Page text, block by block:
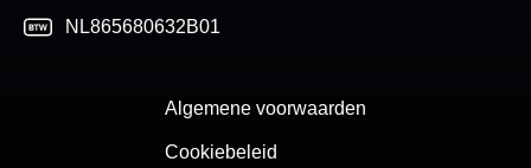
NL865680632B01
Algemene voorwaarden
Cookiebeleid